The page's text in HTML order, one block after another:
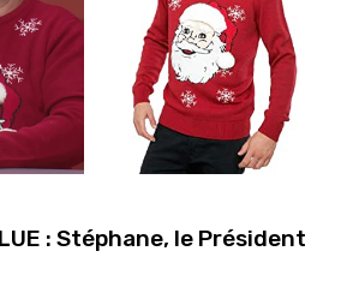
: Stéphane, le Président